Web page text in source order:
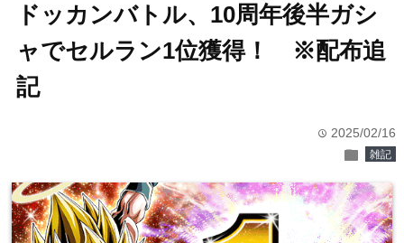
ドッカンバトル、10周年後半ガシ
ャでセルラン1位獲得！ ※配布追
記
time 2025/02/16
folder 雑記